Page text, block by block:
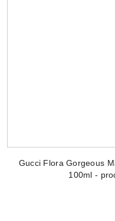
Gucci Flora Gorgeous
100ml -